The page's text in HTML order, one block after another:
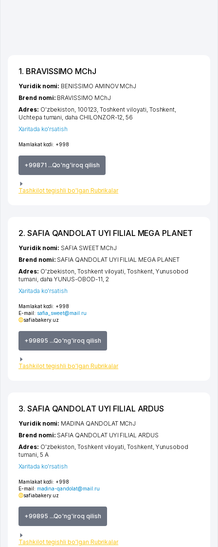
1. BRAVISSIMO MChJ
Mamlakat kodi: +998
+99871 ...Qo'ng'iroq qilish
Tashkilot tegishli bo'lgan Rubrikalar
Yuridik nomi: BENISSIMO AMINOV MChJ
Brend nomi: BRAVISSIMO MChJ
Adres: O'zbekiston, 100123, Toshkent viloyati, Toshkent,
Uchtepa tumani, daha CHILONZOR-12, 56
Xaritada ko'rsatish
2. SAFIA QANDOLAT UYI FILIAL MEGA PLANET
Mamlakat kodi: +998
E-mail: safia_sweet@mail.ru
safiabakery.uz
+99895 ...Qo'ng'iroq qilish
Tashkilot tegishli bo'lgan Rubrikalar
Yuridik nomi: SAFIA SWEET MChJ
Brend nomi: SAFIA QANDOLAT UYI FILIAL MEGA PLANET
Adres: O'zbekiston,Toshkent viloyati,Toshkent, Yunusobod
tumani, daha YUNUS-OBOD-11, 2
Xaritada ko'rsatish
3. SAFIA QANDOLAT UYI FILIAL ARDUS
Mamlakat kodi: +998
E-mail: madina-qandolat@mail.ru
safiabakery.uz
+99895 ...Qo'ng'iroq qilish
Tashkilot tegishli bo'lgan Rubrikalar
Yuridik nomi: MADINA QANDOLAT MChJ
Brend nomi: SAFIA QANDOLAT UYI FILIAL ARDUS
Adres: O'zbekiston,Toshkent viloyati,Toshkent, Yunusobod
tumani, 5 А
Xaritada ko'rsatish